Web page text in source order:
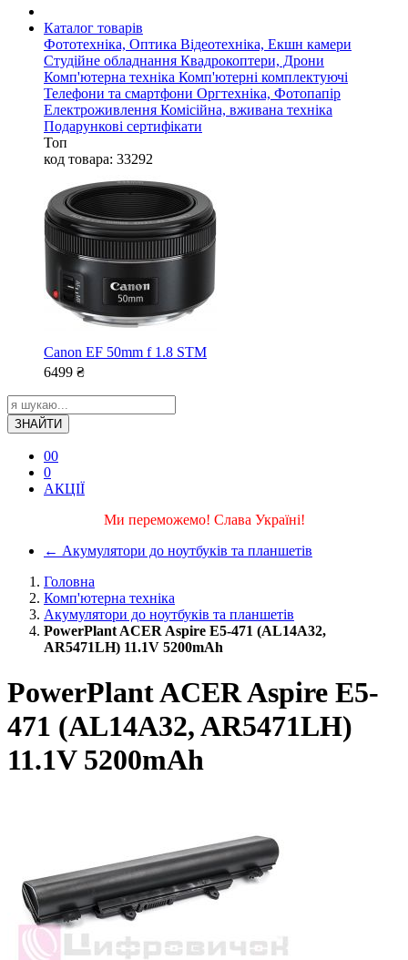
Каталог товарів
Фототехніка, Оптика Відеотехніка, Екшн камери
Студійне обладнання Квадрокоптери, Дрони
Комп'ютерна техніка Комп'ютерні комплектуючі
Телефони та смартфони Оргтехніка, Фотопапір
Електроживлення Комісійна, вживана техніка
Подарункові сертифікати
Топ
код товара: 33292
Canon EF 50mm f 1.8 STM
6499 ₴
ЗНАЙТИ
00
0
АКЦІЇ
Ми переможемо! Слава Україні!
← Акумулятори до ноутбуків та планшетів
Головна
Комп'ютерна техніка
Акумулятори до ноутбуків та планшетів
PowerPlant ACER Aspire E5-471 (AL14A32,
AR5471LH) 11.1V 5200mAh
PowerPlant ACER Aspire E5-
471 (AL14A32, AR5471LH)
11.1V 5200mAh